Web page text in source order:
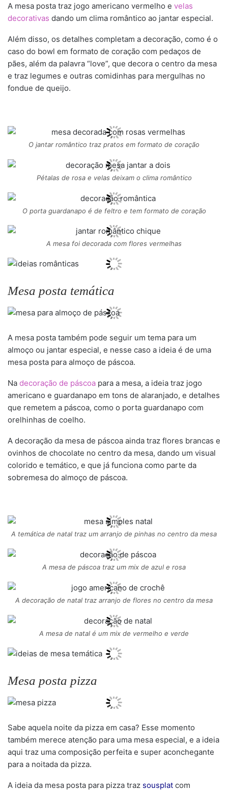
A mesa posta traz jogo americano vermelho e velas
decorativas dando um clima romântico ao jantar especial.
Além disso, os detalhes completam a decoração, como é o
caso do bowl em formato de coração com pedaços de
pães, além da palavra “love”, que decora o centro da mesa
e traz legumes e outras comidinhas para mergulhas no
fondue de queijo.
O jantar romântico traz pratos em formato de coração
Pétalas de rosa e velas deixam o clima romântico
O porta guardanapo é de feltro e tem formato de coração
A mesa foi decorada com flores vermelhas
Mesa posta temática
A mesa posta também pode seguir um tema para um
almoço ou jantar especial, e nesse caso a ideia é de uma
mesa posta para almoço de páscoa.
Na decoração de páscoa para a mesa, a ideia traz jogo
americano e guardanapo em tons de alaranjado, e detalhes
que remetem a páscoa, como o porta guardanapo com
orelhinhas de coelho.
A decoração da mesa de páscoa ainda traz flores brancas e
ovinhos de chocolate no centro da mesa, dando um visual
colorido e temático, e que já funciona como parte da
sobremesa do almoço de páscoa.
A temática de natal traz um arranjo de pinhas no centro da mesa
A mesa de páscoa traz um mix de azul e rosa
A decoração de natal traz arranjo de flores no centro da mesa
A mesa de natal é um mix de vermelho e verde
Mesa posta pizza
Sabe aquela noite da pizza em casa? Esse momento
também merece atenção para uma mesa especial, e a ideia
aqui traz uma composição perfeita e super aconchegante
para a noitada da pizza.
A ideia da mesa posta para pizza traz sousplat com